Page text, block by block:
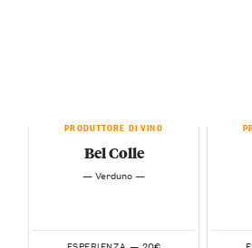
PRODUTTORE DI VINO
Bel Colle
— Verduno —